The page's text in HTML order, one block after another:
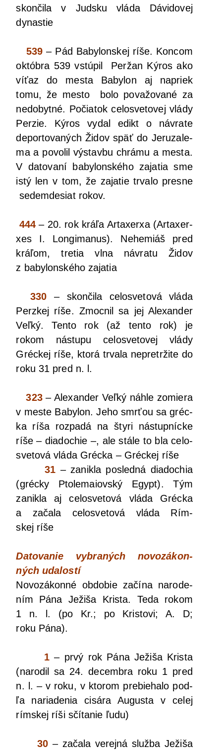
skon­či­la v Jud­sku vlá­da Dávi­do­vej
dynastie
539 – Pád Baby­lon­skej ríše. Kon­com
októb­ra 539 vstú­pil Per­žan Kýros ako
víťaz do mes­ta Baby­lon aj napriek
tomu, že mes­to bolo pova­žo­va­né za
nedo­byt­né. Počia­tok celo­sve­to­vej vlá­dy
Per­zie. Kýros vydal edikt o návra­te
depor­to­va­ných Židov späť do Jeru­za­le­
ma a povo­lil výstav­bu chrá­mu a mes­ta.
V dato­va­ní baby­lon­ské­ho zaja­tia sme
istý len v tom, že zaja­tie trva­lo pres­ne
sedem­de­siat rokov.
444 – 20. rok krá­ľa Arta­xer­xa (Arta­xer­
xes I. Lon­gi­ma­nus). Nehe­miáš pred
krá­ľom, tre­tia vlna návra­tu Židov
z baby­lon­ské­ho zajatia
330
– skon­či­la celo­sve­to­vá vlá­da
Perz­kej ríše. Zmoc­nil sa jej Ale­xan­der
Veľ­ký. Ten­to rok (až ten­to rok) je
rokom nástu­pu celo­sve­to­vej vlá­dy
Gréc­kej ríše, kto­rá trva­la nepretr­ži­te do
roku 31 pred n. l.
323 – Ale­xan­der Veľ­ký náh­le zomie­ra
v mes­te Baby­lon. Jeho smr­ťou sa gréc­
ka ríša roz­pa­dá na šty­ri nástup­níc­ke
ríše – dia­do­chie –, ale stá­le to bla celo­
sve­to­vá vlá­da Gréc­ka – Gréc­kej ríše
31 – zanik­la posled­ná dia­do­chia
(gréc­ky Pto­le­mai­ov­ský Egypt). Tým
zanik­la aj celo­sve­to­vá vlá­da Gréc­ka
a zača­la celo­sve­to­vá vlá­da Rím­
skej ríše
Dato­va­nie vybra­ných novo­zá­kon­
ných uda­los­tí
Novo­zá­kon­né obdo­bie začí­na naro­de­
ním Pána Ježi­ša Kris­ta. Teda rokom
1 n. l. (po Kr.; po Kris­to­vi; A. D;
roku Pána).
1 – prvý rok Pána Ježi­ša Kris­ta
(naro­dil sa 24. decem­bra roku 1 pred
n. l. – v roku, v kto­rom pre­bie­ha­lo pod­
ľa naria­de­nia cisá­ra Augus­ta v celej
rím­skej ríši sčí­ta­nie ľudu)
30 – zača­la verej­ná služ­ba Ježi­ša